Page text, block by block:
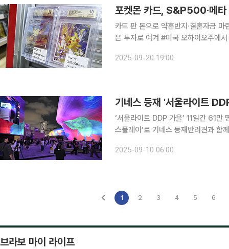
포켓몬 카드, S&P500·메
카드 판 돈으로 약혼반지·결혼자금
은 투자로 여겨 #미국 오하이오주에서 고객 담당 매니저로 일하는 류카스(27)는 최근 투자로 큰돈
혼식 비용 일부도 이 수익으로 충당할
2025-09-20 19:00
기네스 등재 '서울라이트
‘서울라이트 DDP 가을’ 11일간 61
스플레이’로 기네스 등재반려견과 함께하는
2025-09-10 06:00
1 2 3 4 5 6
브라보 마이 라이프